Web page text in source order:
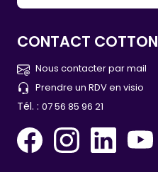
CONTACT COTTON
Nous contacter par mail
Prendre un RDV en visio
Tél. : 07 56 85 96 21